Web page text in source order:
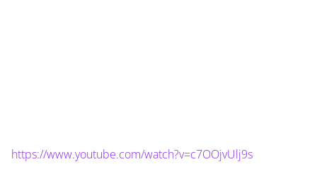
https://www.youtube.com/watch?v=c7OOjvUlj9s